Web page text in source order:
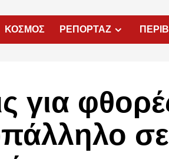
ΚΟΣΜΟΣ ΡΕΠΟΡΤΑΖ
για
σε